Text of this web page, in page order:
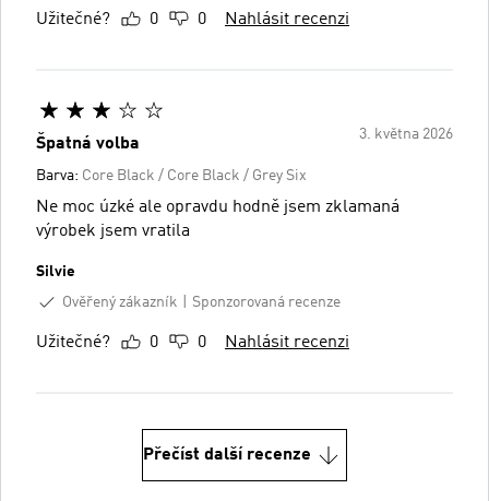
Užitečné? 0 0 Nahlásit recenzi
3. května 2026
Špatná volba
Barva: Core Black / Core Black / Grey Six
Ne moc úzké ale opravdu hodně jsem zklamaná
výrobek jsem vratila
Silvie
Ověřený zákazník
Sponzorovaná recenze
Užitečné? 0 0 Nahlásit recenzi
Přečíst další recenze